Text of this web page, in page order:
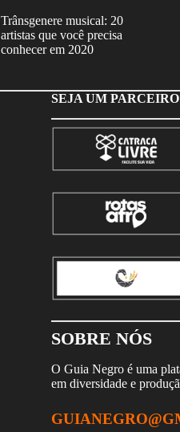
Trânsgenere musical: 20
artistas que você precisa
conhecer em 2020
SEJA UM PARCEIRO
SOBRE NÓS
O Guia Negro é uma
em diversidade e